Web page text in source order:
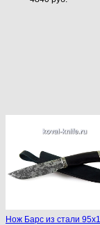
Нож Барс из стали